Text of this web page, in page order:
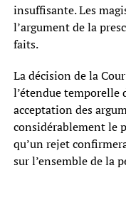
insuffisante. Les
l’argument de la
faits.
La décision de la
l’étendue temporelle
acceptation des
considérablement le
qu’un rejet
sur l’ensemble de la